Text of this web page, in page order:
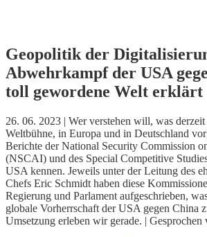
Skip
to
content
Geopolitik der
Abwehrkampf der USA
toll gewordene Welt erklärt
26. 06. 2023 | Wer verstehen will, was
Weltbühne, in Europa und in Deutschland
Berichte der National Security Commission
(NSCAI) und des Special Competitive
USA kennen. Jeweils unter der Leitung des
Chefs Eric Schmidt haben diese
Regierung und Parlament aufgeschrieben,
globale Vorherrschaft der USA gegen China
Umsetzung erleben wir gerade. | Gesprochen